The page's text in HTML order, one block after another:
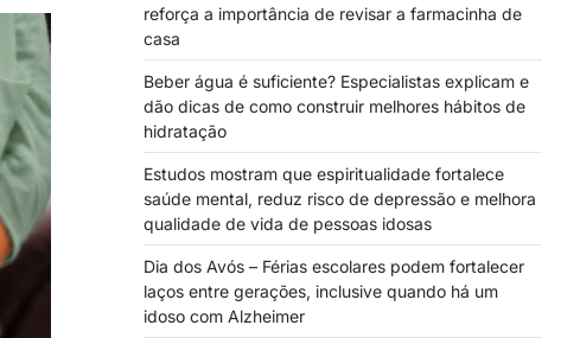
reforça a importância de revisar a farmacinha de
casa
Beber água é suficiente? Especialistas explicam e
dão dicas de como construir melhores hábitos de
hidratação
Estudos mostram que espiritualidade fortalece
saúde mental, reduz risco de depressão e melhora
qualidade de vida de pessoas idosas
Dia dos Avós – Férias escolares podem fortalecer
laços entre gerações, inclusive quando há um
idoso com Alzheimer